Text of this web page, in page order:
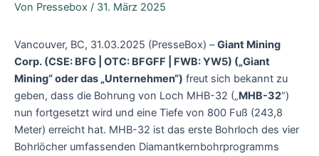
Von Pressebox / 31. März 2025
Vancouver, BC, 31.03.2025 (PresseBox) –Giant Mining
Corp. (CSE: BFG | OTC: BFGFF | FWB: YW5) („Giant
Mining“ oder das „Unternehmen“) freut sich bekannt zu
geben, dass die Bohrung von Loch MHB-32 („MHB-32“)
nun fortgesetzt wird und eine Tiefe von 800 Fuß (243,8
Meter) erreicht hat. MHB-32 ist das erste Bohrloch des vier
Bohrlöcher umfassenden Diamantkernbohrprogramms